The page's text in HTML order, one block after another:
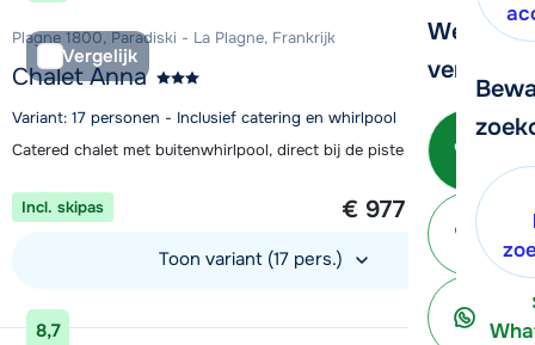
We
verder!
Bel
Vergelijk
Plagne 1800, Paradiski - La Plagne, Frankrijk
Chalet Anna
Variant: 17 personen - Inclusief catering en whirlpool
Catered chalet met buitenwhirlpool, direct bij de piste in Plagne 1800
1 week vanaf
€ 977 per persoon
Incl. skipas
Toon variant (17 pers.)
Bekijk accommodatie
8,7